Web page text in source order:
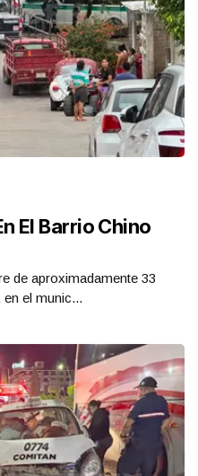
El Barrio Chino
de aproximadamente 33
el munic...